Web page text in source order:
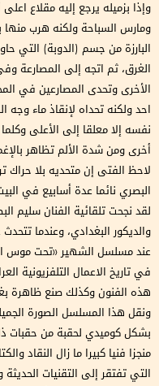
وإذا بزميله يرجع إليه مقلاع
ومارس السباحة ولكنه هرب منها
البارزة من جسم (الدوبة) التي
الغرق، ثم اتجه إلى المصارعة
الأخرى وتحدى المصارعين في
احد ولكنه تحداه لإنقاذ ماء وجه
نفسه إلا معلقا إلى الأعلى
أخرى ومن شدة الألم تظاهر
لاحظ الفتى إن متحديه بلا
البصري نائما عدة أسابيع في
لقد نجحت تلقائية الفنان سليم
والديكور البغدادي، وعندما
عند مسلسل الشهير «تحت موس
في تاريخ الاعمال التلفزيونية
هذه الفنون وكذلك صنع ظاهرة
ونقل هذا المسلسل الصورة
بشكل كوميدي لحقبة من حقبات
منجزا فنيا كبيرا ما زال النقاد
التي تفتقر إلى التقنيات